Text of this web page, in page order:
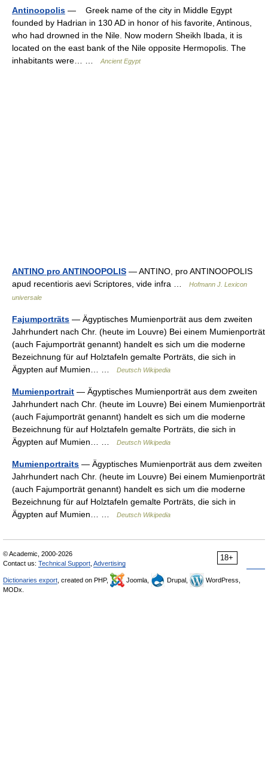
Antinoopolis — Greek name of the city in Middle Egypt
founded by Hadrian in 130 AD in honor of his favorite, Antinous,
who had drowned in the Nile. Now modern Sheikh Ibada, it is
located on the east bank of the Nile opposite Hermopolis. The
inhabitants were… …
Ancient Egypt
ANTINO pro ANTINOOPOLIS — ANTINO, pro ANTINOOPOLIS
apud recentioris aevi Scriptores, vide infra …
Hofmann J. Lexicon
universale
Fajumporträts — Ägyptisches Mumienporträt aus dem zweiten
Jahrhundert nach Chr. (heute im Louvre) Bei einem Mumienporträt
(auch Fajumporträt genannt) handelt es sich um die moderne
Bezeichnung für auf Holztafeln gemalte Porträts, die sich in
Ägypten auf Mumien… …
Deutsch Wikipedia
Mumienportrait — Ägyptisches Mumienporträt aus dem zweiten
Jahrhundert nach Chr. (heute im Louvre) Bei einem Mumienporträt
(auch Fajumporträt genannt) handelt es sich um die moderne
Bezeichnung für auf Holztafeln gemalte Porträts, die sich in
Ägypten auf Mumien… …
Deutsch Wikipedia
Mumienportraits — Ägyptisches Mumienporträt aus dem zweiten
Jahrhundert nach Chr. (heute im Louvre) Bei einem Mumienporträt
(auch Fajumporträt genannt) handelt es sich um die moderne
Bezeichnung für auf Holztafeln gemalte Porträts, die sich in
Ägypten auf Mumien… …
Deutsch Wikipedia
18+
© Academic, 2000-2026
Contact us: Technical Support Advertising
Dictionaries export , created on PHP, Joomla, Drupal,
WordPress,
MODx.